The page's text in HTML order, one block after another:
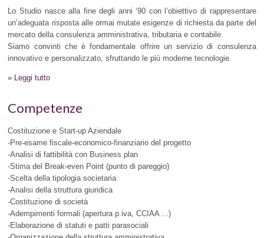
Lo Studio nasce alla fine degli anni ‘90 con l’obiettivo di rappresentare
un’adeguata risposta alle ormai mutate esigenze di richiesta da parte del
mercato della consulenza amministrativa, tributaria e contabile.
Siamo convinti che è fondamentale offrire un servizio di consulenza
innovativo e personalizzato, sfruttando le più moderne tecnologie.
» Leggi tutto
Competenze
Costituzione e Start-up Aziendale
-Pre-esame fiscale-economico-finanziario del progetto
-Analisi di fattibilità con Business plan
-Stima del Break-even Point (punto di pareggio)
-Scelta della tipologia societaria
-Analisi della struttura giuridica
-Costituzione di società
-Adempimenti formali (apertura p.iva, CCIAA ...)
-Elaborazione di statuti e patti parasociali